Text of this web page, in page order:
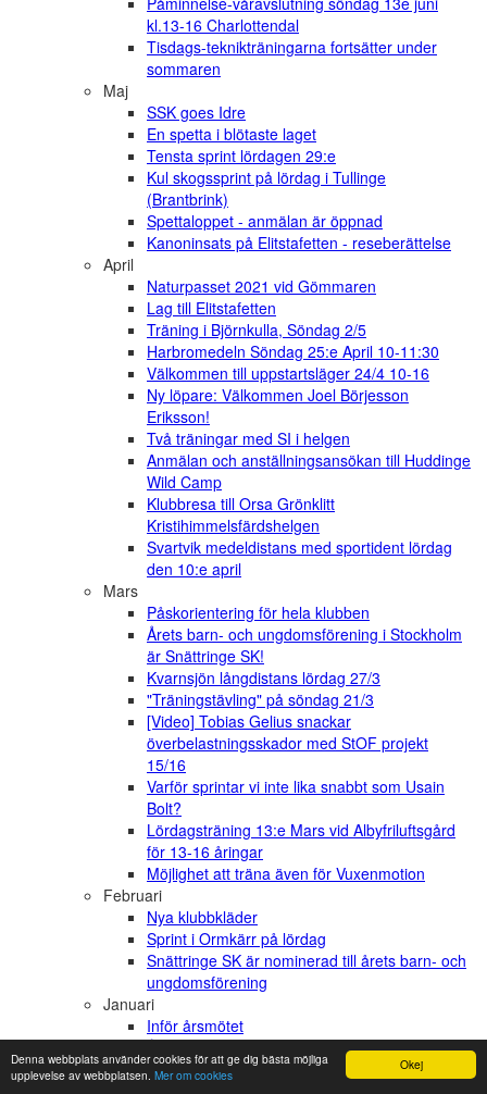
Okej
Denna webbplats använder cookies för att ge dig bästa möjliga
upplevelse av webbplatsen. Mer om cookies
kl.13-16 Charlottendal
Tisdags-teknikträningarna fortsätter under
sommaren
Maj
SSK goes Idre
En spetta i blötaste laget
Tensta sprint lördagen 29:e
Kul skogssprint på lördag i Tullinge
(Brantbrink)
Spettaloppet - anmälan är öppnad
Kanoninsats på Elitstafetten - reseberättelse
April
Naturpasset 2021 vid Gömmaren
Lag till Elitstafetten
Träning i Björnkulla, Söndag 2/5
Harbromedeln Söndag 25:e April 10-11:30
Välkommen till uppstartsläger 24/4 10-16
Ny löpare: Välkommen Joel Börjesson
Eriksson!
Två träningar med SI i helgen
Anmälan och anställningsansökan till Huddinge
Wild Camp
Klubbresa till Orsa Grönklitt
Kristihimmelsfärdshelgen
Svartvik medeldistans med sportident lördag
den 10:e april
Mars
Påskorientering för hela klubben
Årets barn- och ungdomsförening i Stockholm
är Snättringe SK!
Kvarnsjön långdistans lördag 27/3
"Träningstävling" på söndag 21/3
[Video] Tobias Gelius snackar
överbelastningsskador med StOF projekt
15/16
Varför sprintar vi inte lika snabbt som Usain
Bolt?
Lördagsträning 13:e Mars vid Albyfriluftsgård
för 13-16 åringar
Möjlighet att träna även för Vuxenmotion
Februari
Nya klubbkläder
Sprint i Ormkärr på lördag
Snättringe SK är nominerad till årets barn- och
ungdomsförening
Januari
Inför årsmötet
Årsmöte
Ny löpare: Välkommen Ludvig Lange!